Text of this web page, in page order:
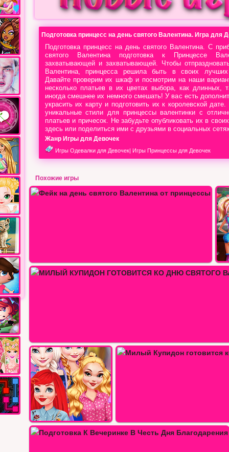
Подготовка принцесс на день святого Валентина. Игра для
Подготовка принцесс на день святого Валентина. С
святого Валентина подготовка к Принцессе
захватывающей и захватывающей. Чтобы
Валентина, принцесса решила быть в своих лучших
Давайте проверим их шкаф и посмотрим на наши
несколько платьев в их цветах выбора, как длинных,
иногда смешнее их немного смешать! У вас есть
украсить их карту и подготовить их к королевской
уникальные стили для принцессы валентинки с
платьев и причесок. Не забудьте опубликовать их в
здесь или поделиться ими с друзьями в социальных
Жанр Игры для Девочек
Игры Одевалки для Девочек| Игры Принцессы для Девочек
Похожие игры
ДНЮ…
Свидание в день День
Купидон готовится ко Дню… День
Шоколадный подарок от принцесс…